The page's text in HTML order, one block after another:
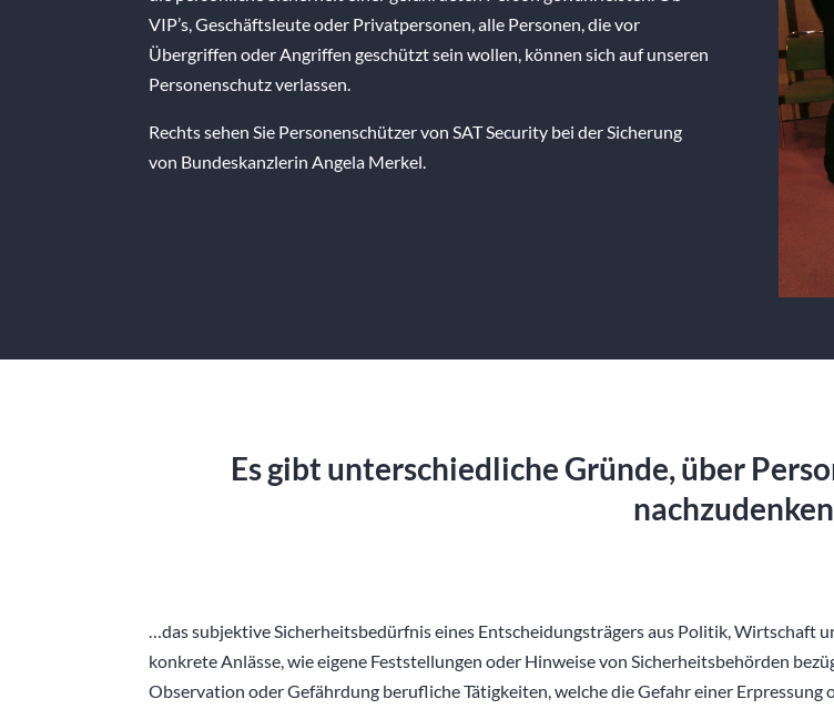
VIP’s, Geschäftsleute oder Privatpersonen, alle Personen, die vor
Übergriffen oder Angriffen geschützt sein wollen, können sich auf unseren
Personenschutz verlassen.
Rechts sehen Sie Personenschützer von SAT Security bei der Sicherung
von Bundeskanzlerin Angela Merkel.
Es gibt unterschiedliche Gründe, über
…das subjektive Sicherheitsbedürfnis eines Entscheidungsträgers aus Politik, Wirtschaft
konkrete Anlässe, wie eigene Feststellungen oder Hinweise von Sicherheitsbehörden
Observation oder Gefährdung berufliche Tätigkeiten, welche die Gefahr einer Erpressung